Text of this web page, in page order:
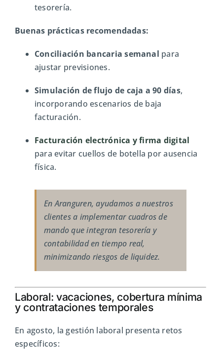
tesorería.
Buenas prácticas recomendadas:
Conciliación bancaria semanal para
ajustar previsiones.
Simulación de flujo de caja a 90 días,
incorporando escenarios de baja
facturación.
Facturación electrónica y firma digital
para evitar cuellos de botella por ausencia
física.
En Aranguren, ayudamos a nuestros
clientes a implementar cuadros de
mando que integran tesorería y
contabilidad en tiempo real,
minimizando riesgos de liquidez.
Laboral: vacaciones, cobertura mínima
y contrataciones temporales
En agosto, la gestión laboral presenta retos
específicos: